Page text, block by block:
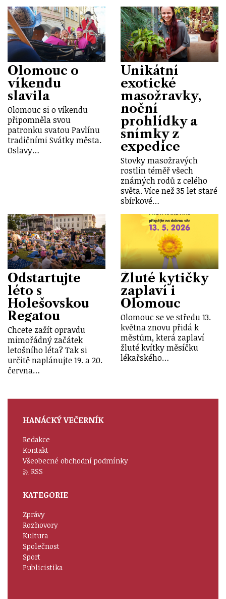
Olomouc o
víkendu
slavila
Olomouc si o víkendu
připomněla svou
patronku svatou Pavlínu
tradičními Svátky města.
Oslavy…
Unikátní
exotické
masožravky,
noční
prohlídky a
snímky z
expedice
Stovky masožravých
rostlin téměř všech
známých rodů z celého
světa. Více než 35 let staré
sbírkové…
Odstartujte
léto s
Holešovskou
Regatou
Chcete zažít opravdu
mimořádný začátek
letošního léta? Tak si
určitě naplánujte 19. a 20.
června…
Žluté kytičky
zaplaví i
Olomouc
Olomouc se ve středu 13.
května znovu přidá k
městům, která zaplaví
žluté kvítky měsíčku
lékařského…
HANÁCKÝ VEČERNÍK
Redakce
Kontakt
Všeobecné obchodní podmínky
RSS
KATEGORIE
Zprávy
Rozhovory
Kultura
Společnost
Sport
Publicistika